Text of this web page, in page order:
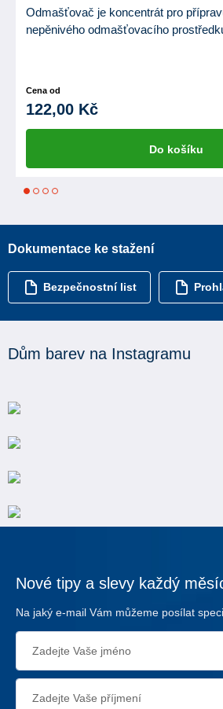
Odmašťovač je koncentrát pro
nepěnivého odmašťovacího
Cena od
122,00 Kč
Do košíku
1 2 3
Dokumentace ke stažení
Bezpečnostní list
Dům barev na Instagramu
Nové tipy a slevy každý
Na jaký e-mail Vám můžeme posílat